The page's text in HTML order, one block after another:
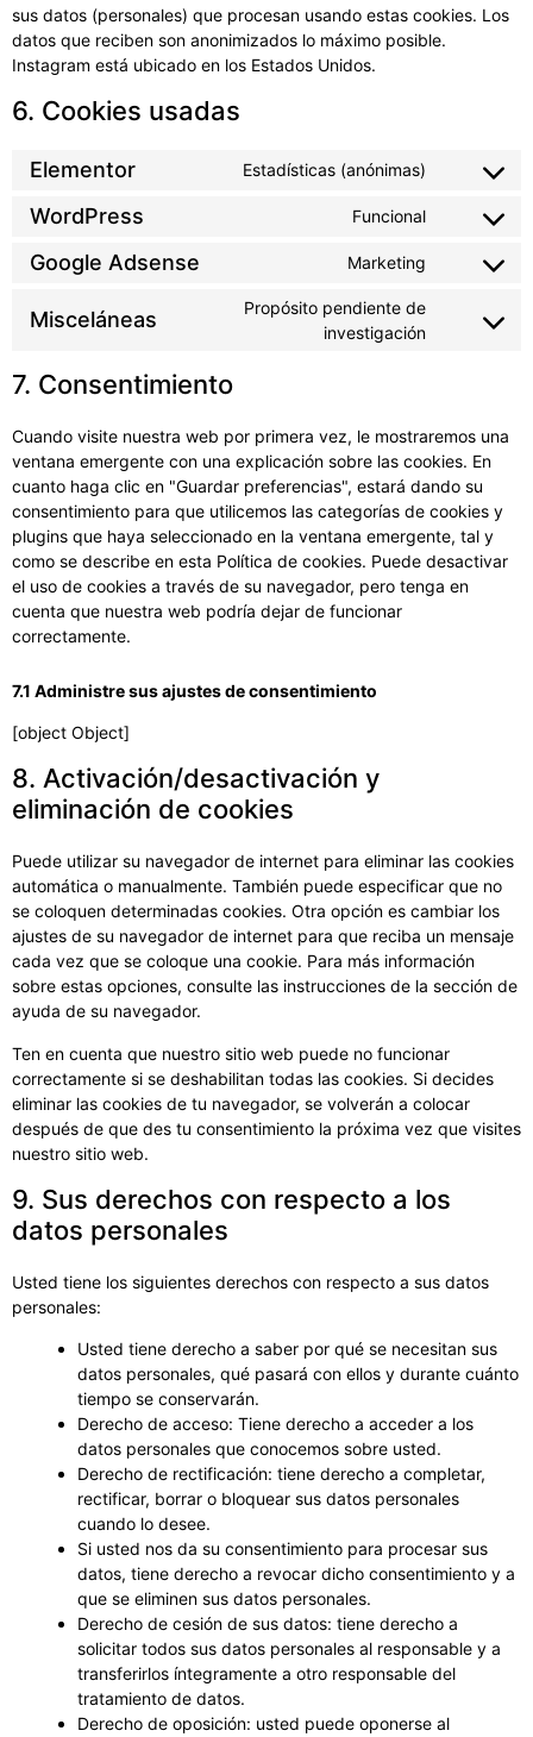
sus datos (personales) que procesan usando estas cookies. Los
datos que reciben son anonimizados lo máximo posible.
Instagram está ubicado en los Estados Unidos.
6. Cookies usadas
Elementor Estadísticas (anónimas)
WordPress Funcional
Google Adsense Marketing
Misceláneas
Propósito pendiente de
investigación
7. Consentimiento
Cuando visite nuestra web por primera vez, le mostraremos una
ventana emergente con una explicación sobre las cookies. En
cuanto haga clic en "Guardar preferencias", estará dando su
consentimiento para que utilicemos las categorías de cookies y
plugins que haya seleccionado en la ventana emergente, tal y
como se describe en esta Política de cookies. Puede desactivar
el uso de cookies a través de su navegador, pero tenga en
cuenta que nuestra web podría dejar de funcionar
correctamente.
7.1 Administre sus ajustes de consentimiento
[object Object]
8. Activación/desactivación y
eliminación de cookies
Puede utilizar su navegador de internet para eliminar las cookies
automática o manualmente. También puede especificar que no
se coloquen determinadas cookies. Otra opción es cambiar los
ajustes de su navegador de internet para que reciba un mensaje
cada vez que se coloque una cookie. Para más información
sobre estas opciones, consulte las instrucciones de la sección de
ayuda de su navegador.
Ten en cuenta que nuestro sitio web puede no funcionar
correctamente si se deshabilitan todas las cookies. Si decides
eliminar las cookies de tu navegador, se volverán a colocar
después de que des tu consentimiento la próxima vez que visites
nuestro sitio web.
9. Sus derechos con respecto a los
datos personales
Usted tiene los siguientes derechos con respecto a sus datos
personales:
Usted tiene derecho a saber por qué se necesitan sus
datos personales, qué pasará con ellos y durante cuánto
tiempo se conservarán.
Derecho de acceso: Tiene derecho a acceder a los
datos personales que conocemos sobre usted.
Derecho de rectificación: tiene derecho a completar,
rectificar, borrar o bloquear sus datos personales
cuando lo desee.
Si usted nos da su consentimiento para procesar sus
datos, tiene derecho a revocar dicho consentimiento y a
que se eliminen sus datos personales.
Derecho de cesión de sus datos: tiene derecho a
solicitar todos sus datos personales al responsable y a
transferirlos íntegramente a otro responsable del
tratamiento de datos.
Derecho de oposición: usted puede oponerse al